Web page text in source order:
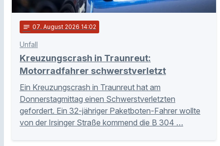
notes 07. August 2026 14:02
Unfall
Kreuzungscrash in Traunreut:
Motorradfahrer schwerstverletzt
Ein Kreuzungscrash in Traunreut hat am
Donnerstagmittag einen Schwerstverletzten
gefordert. Ein 32-jähriger Paketboten-Fahrer wollte
von der Irsinger Straße kommend die B 304 …